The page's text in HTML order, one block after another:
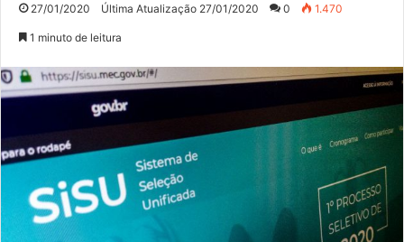
27/01/2020 Última Atualização 27/01/2020 0 1.470
1 minuto de leitura